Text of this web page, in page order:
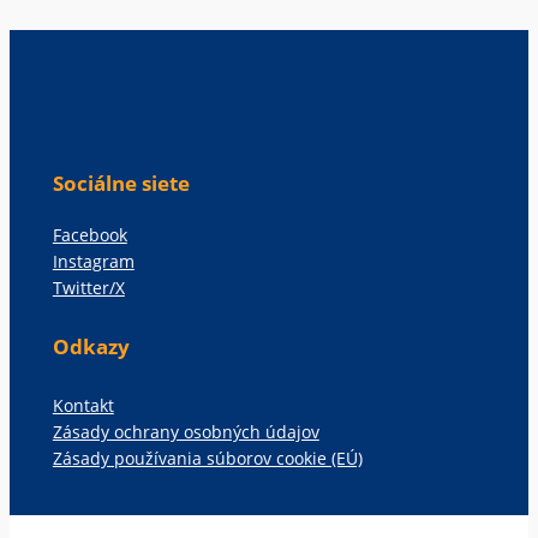
Sociálne siete
Facebook
Instagram
Twitter/X
Odkazy
Kontakt
Zásady ochrany osobných údajov
Zásady používania súborov cookie (EÚ)